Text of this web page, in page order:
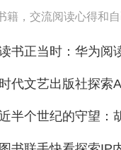
籍，交流阅读心得和
半个世纪的守望：